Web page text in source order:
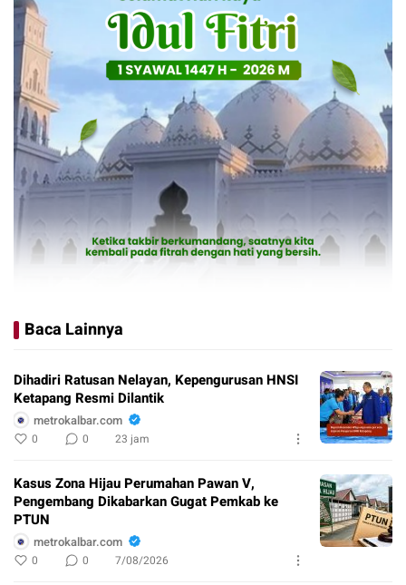
Baca Lainnya
Dihadiri Ratusan Nelayan, Kepengurusan HNSI
Ketapang Resmi Dilantik
metrokalbar.com
0 0 23 jam
Kasus Zona Hijau Perumahan Pawan V,
Pengembang Dikabarkan Gugat Pemkab ke
PTUN
metrokalbar.com
0 0 7/08/2026